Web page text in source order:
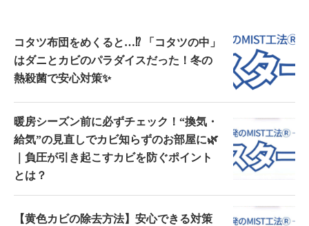
コタツ布団をめくると…⁉ 「コタツの中」
はダニとカビのパラダイスだった！冬の
熱殺菌で安心対策✨
暖房シーズン前に必ずチェック！“換気・
給気”の見直しでカビ知らずのお部屋に🌿
｜負圧が引き起こすカビを防ぐポイント
とは？
【黄色カビの除去方法】安心できる対策